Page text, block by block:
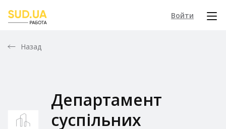
Войти
Назад
Департамент
суспільних